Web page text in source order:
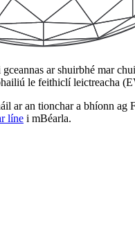
ar shuirbhé mar
le feithiclí leictreacha
ar an tionchar a bhíonn
líne i mBéarla.